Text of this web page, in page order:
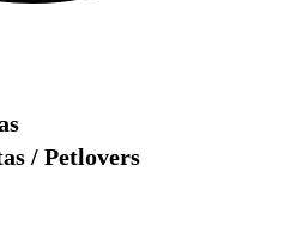
/ Petlovers